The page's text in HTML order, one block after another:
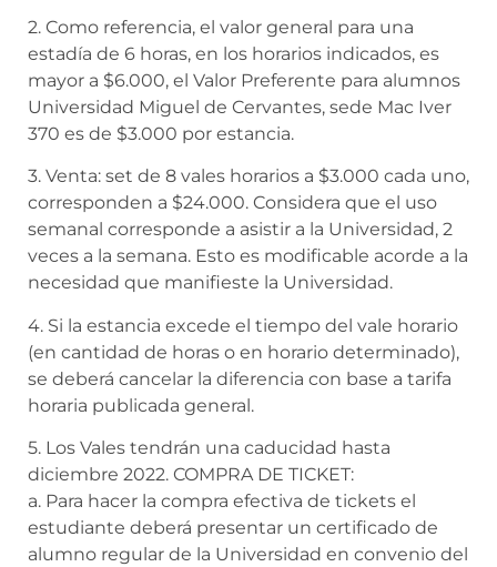
2. Como referencia, el valor general para una
estadía de 6 horas, en los horarios indicados, es
mayor a $6.000, el Valor Preferente para alumnos
Universidad Miguel de Cervantes, sede Mac Iver
370 es de $3.000 por estancia.
3. Venta: set de 8 vales horarios a $3.000 cada uno,
corresponden a $24.000. Considera que el uso
semanal corresponde a asistir a la Universidad, 2
veces a la semana. Esto es modificable acorde a la
necesidad que manifieste la Universidad.
4. Si la estancia excede el tiempo del vale horario
(en cantidad de horas o en horario determinado),
se deberá cancelar la diferencia con base a tarifa
horaria publicada general.
5. Los Vales tendrán una caducidad hasta
diciembre 2022. COMPRA DE TICKET:
a. Para hacer la compra efectiva de tickets el
estudiante deberá presentar un certificado de
alumno regular de la Universidad en convenio del